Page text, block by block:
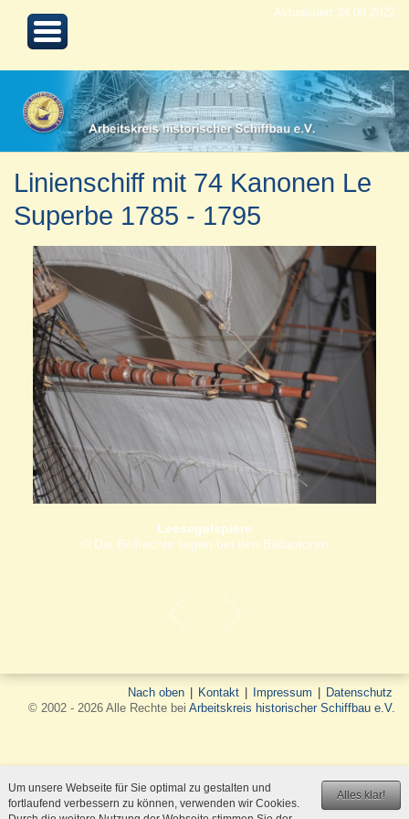
Aktualisiert 24.08.2022
Linienschiff mit 74 Kanonen Le
Superbe 1785 - 1795
Leesegelspiere
© Die Bildrechte liegen bei den Bildautoren
Nach oben Kontakt Impressum
Datenschutz
© 2002 - 2026 Alle Rechte bei Arbeitskreis historischer Schiffbau e.V.
Alles klar!
Um unsere Webseite für Sie optimal zu gestalten und
fortlaufend verbessern zu können, verwenden wir Cookies.